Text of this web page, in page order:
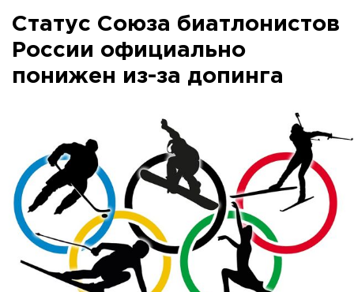
Статус Союза биатлонистов
России официально
понижен из-за допинга